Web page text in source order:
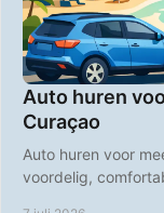
Auto huren
Curaçao
Auto huren voor
voordelig,